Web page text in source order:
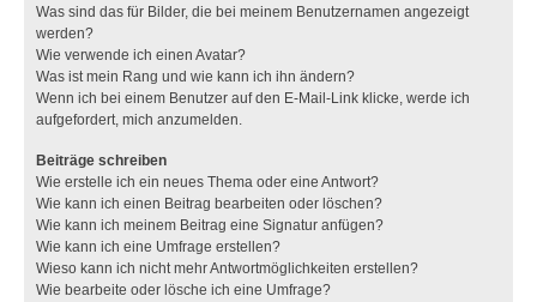
Was sind das für Bilder, die bei meinem Benutzernamen angezeigt
werden?
Wie verwende ich einen Avatar?
Was ist mein Rang und wie kann ich ihn ändern?
Wenn ich bei einem Benutzer auf den E-Mail-Link klicke, werde ich
aufgefordert, mich anzumelden.
Beiträge schreiben
Wie erstelle ich ein neues Thema oder eine Antwort?
Wie kann ich einen Beitrag bearbeiten oder löschen?
Wie kann ich meinem Beitrag eine Signatur anfügen?
Wie kann ich eine Umfrage erstellen?
Wieso kann ich nicht mehr Antwortmöglichkeiten erstellen?
Wie bearbeite oder lösche ich eine Umfrage?